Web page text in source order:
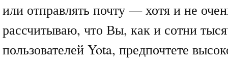
или отправлять почту — хотя и не
рассчитываю, что Вы, как и сотни
пользователей Yota, предпочтете